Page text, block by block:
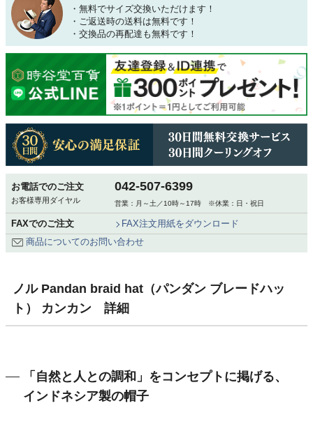
・無料でサイズ交換いただけます！
・ご返送時の送料は無料です！
・交換品の再配達も無料です！
お電話でのご注文
お客様専用ダイヤル
042-507-6399
営業：月～土／10時～17時 ※休業：日・祝日
FAXでのご注文
FAX注文用紙をダウンロード
商品についてのお問い合わせ
ノル Pandan braid hat（パンダン ブレードハッ
ト） カンカン 詳細
「自然と人との調和」をコンセプトに掲げる、
インドネシア製の帽子